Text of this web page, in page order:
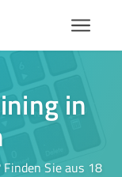
in
Sie aus 18